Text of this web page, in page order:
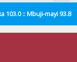
103.0 :: Mbuji-mayi 93.8